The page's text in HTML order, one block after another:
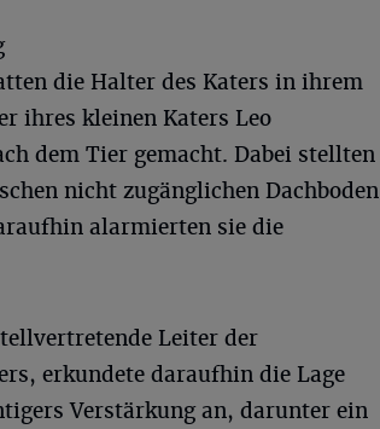
die Halter des Katers in ihrem
ihres kleinen Katers Leo
dem Tier gemacht. Dabei stellten
nicht zugänglichen Dachboden
alarmierten sie die
Leiter der
erkundete daraufhin die Lage
Verstärkung an, darunter ein